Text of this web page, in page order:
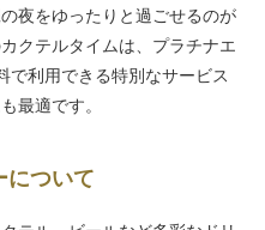
夜をゆったりと過ごせるのが
クテルタイムは、プラチナエ
で利用できる特別なサービス
最適です。
について